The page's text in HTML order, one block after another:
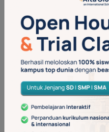
keintiman emosional,
perhatian kepada orang lain.
Kasih sayang yang
anak-anak mengembangkan
memahami dan berbagi
anak-anak merasakan
pelukan, mereka lebih
yang serupa terhadap
lainnya, membangun
adalah fondasi penting
berinteraksi dengan baik
membangun hubungan